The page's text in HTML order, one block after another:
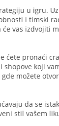
u igru.
i timski
vas izdvojiti
ćete pronaći
shopove koji
možete
da se
stil vašem